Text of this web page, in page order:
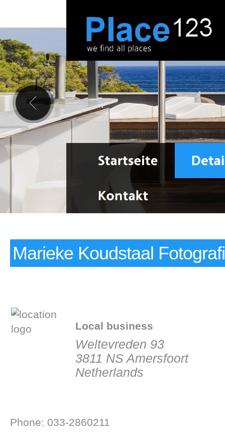
Marieke Koudstaal
Local business
Weltevreden 93
3811 NS Amersfoort
Netherlands
Phone: 033-2860211